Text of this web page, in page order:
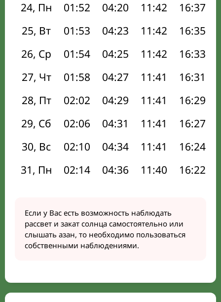
24, Пн
01:52 04:20 11:42 16:37
25, Вт
01:53 04:23 11:42 16:35
26, Ср
01:54 04:25 11:42 16:33
27, Чт
01:58 04:27 11:41 16:31
28, Пт
02:02 04:29 11:41 16:29
29, Сб
02:06 04:31 11:41 16:27
30, Вс
02:10 04:34 11:41 16:24
31, Пн
02:14 04:36 11:40 16:22
Если у Вас есть возможность наблюдать
рассвет и закат солнца самостоятельно или
слышать азан, то необходимо пользоваться
собственными наблюдениями.